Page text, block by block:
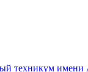
техникум